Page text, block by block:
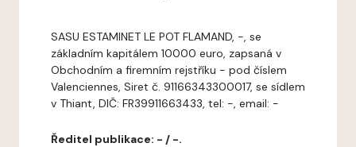
SASU ESTAMINET LE POT FLAMAND, -, se
základním kapitálem 10000 euro, zapsaná v
Obchodním a firemním rejstříku - pod číslem
Valenciennes, Siret č. 91166343300017, se sídlem
v Thiant, DIČ: FR39911663433, tel: -, email: -
Ředitel publikace: - / -.